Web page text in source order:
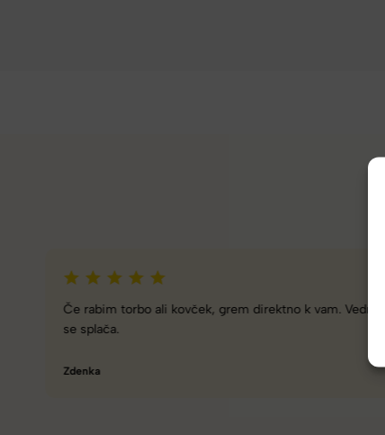
Zelo dobra trgovina za torbe in kovčke, z veliko izbire,
različnimi znamkami in dobrimi popusti/akcijami.
Tamara